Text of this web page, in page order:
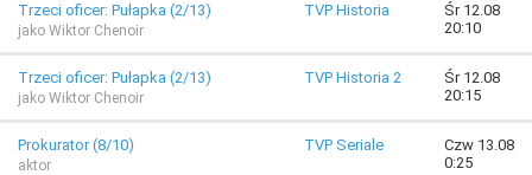
Trzeci oficer: Pułapka (2/13)
jako Wiktor Chenoir
TVP Historia
Śr 12.08
20:10
Trzeci oficer: Pułapka (2/13)
jako Wiktor Chenoir
TVP Historia 2
Śr 12.08
20:15
Prokurator (8/10)
aktor
TVP Seriale
Czw 13.08
0:25